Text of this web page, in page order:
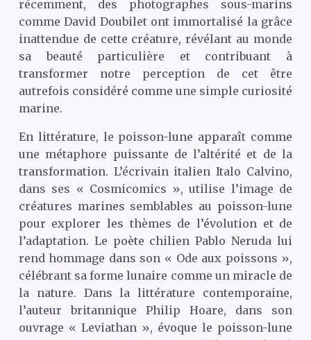
récemment, des photographes sous-marins
comme David Doubilet ont immortalisé la grâce
inattendue de cette créature, révélant au monde
sa beauté particulière et contribuant à
transformer notre perception de cet être
autrefois considéré comme une simple curiosité
marine.
En littérature, le poisson-lune apparaît comme
une métaphore puissante de l’altérité et de la
transformation. L’écrivain italien Italo Calvino,
dans ses « Cosmicomics », utilise l’image de
créatures marines semblables au poisson-lune
pour explorer les thèmes de l’évolution et de
l’adaptation. Le poète chilien Pablo Neruda lui
rend hommage dans son « Ode aux poissons »,
célébrant sa forme lunaire comme un miracle de
la nature. Dans la littérature contemporaine,
l’auteur britannique Philip Hoare, dans son
ouvrage « Leviathan », évoque le poisson-lune